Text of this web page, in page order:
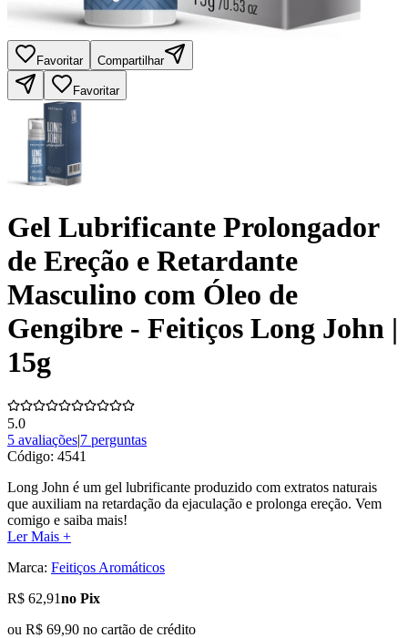
Favoritar Compartilhar
Favoritar
Gel Lubrificante Prolongador
de Ereção e Retardante
Masculino com Óleo de
Gengibre - Feitiços Long John |
15g
5.0
5 avaliações|7 perguntas
Código: 4541
Long John é um gel lubrificante produzido com extratos naturais
que auxiliam na retardação da ejaculação e prolonga ereção. Vem
comigo e saiba mais!
Ler Mais +
Marca: Feitiços Aromáticos
R$ 62,91no Pix
ou R$ 69,90 no cartão de crédito